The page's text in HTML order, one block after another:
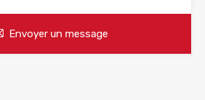
Envoyer un message